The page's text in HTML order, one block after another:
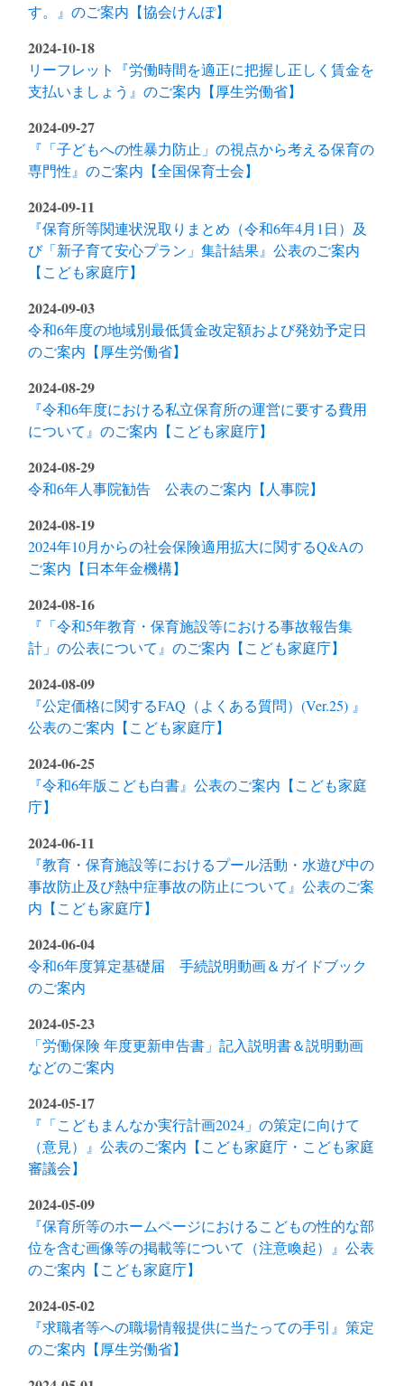
す。』のご案内【協会けんぽ】
2024-10-18
リーフレット『労働時間を適正に把握し正しく賃金を
支払いましょう』のご案内【厚生労働省】
2024-09-27
『「子どもへの性暴力防止」の視点から考える保育の
専門性』のご案内【全国保育士会】
2024-09-11
『保育所等関連状況取りまとめ（令和6年4月1日）及
び「新子育て安心プラン」集計結果』公表のご案内
【こども家庭庁】
2024-09-03
令和6年度の地域別最低賃金改定額および発効予定日
のご案内【厚生労働省】
2024-08-29
『令和6年度における私立保育所の運営に要する費用
について』のご案内【こども家庭庁】
2024-08-29
令和6年人事院勧告 公表のご案内【人事院】
2024-08-19
2024年10月からの社会保険適用拡大に関するQ&Aの
ご案内【日本年金機構】
2024-08-16
『「令和5年教育・保育施設等における事故報告集
計」の公表について』のご案内【こども家庭庁】
2024-08-09
『公定価格に関するFAQ（よくある質問）(Ver.25) 』
公表のご案内【こども家庭庁】
2024-06-25
『令和6年版こども白書』公表のご案内【こども家庭
庁】
2024-06-11
『教育・保育施設等におけるプール活動・水遊び中の
事故防止及び熱中症事故の防止について』公表のご案
内【こども家庭庁】
2024-06-04
令和6年度算定基礎届 手続説明動画＆ガイドブック
のご案内
2024-05-23
「労働保険 年度更新申告書」記入説明書＆説明動画
などのご案内
2024-05-17
『「こどもまんなか実行計画2024」の策定に向けて
（意見）』公表のご案内【こども家庭庁・こども家庭
審議会】
2024-05-09
『保育所等のホームページにおけるこどもの性的な部
位を含む画像等の掲載等について（注意喚起）』公表
のご案内【こども家庭庁】
2024-05-02
『求職者等への職場情報提供に当たっての手引』策定
のご案内【厚生労働省】